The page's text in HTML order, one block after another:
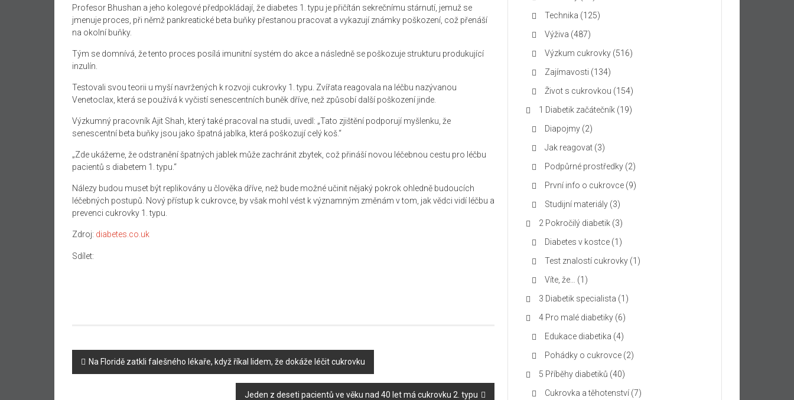
Profesor Bhushan a jeho kolegové předpokládají, že diabetes 1. typu je přičítán sekrečnímu stárnutí, jemuž se
jmenuje proces, při němž pankreatické beta buňky přestanou pracovat a vykazují známky poškození, což přenáší
na okolní buňky.
Tým se domnívá, že tento proces posílá imunitní systém do akce a následně se poškozuje strukturu produkující
inzulín.
Testovali svou teorii u myší navržených k rozvoji cukrovky 1. typu. Zvířata reagovala na léčbu nazývanou
Venetoclax, která se používá k vyčistí senescentních buněk dříve, než způsobí další poškození jinde.
Výzkumný pracovník Ajit Shah, který také pracoval na studii, uvedl: „Tato zjištění podporují myšlenku, že
senescentní beta buňky jsou jako špatná jablka, která poškozují celý koš.“
„Zde ukážeme, že odstranění špatných jablek může zachránit zbytek, což přináší novou léčebnou cestu pro léčbu
pacientů s diabetem 1. typu.“
Nálezy budou muset být replikovány u člověka dříve, než bude možné učinit nějaký pokrok ohledně budoucích
léčebných postupů. Nový přístup k cukrovce, by však mohl vést k významným změnám v tom, jak vědci vidí léčbu a
prevenci cukrovky 1. typu.
Zdroj: diabetes.co.uk
Sdílet:
Navigace
příspěvku
Na Floridě zatkli falešného lékaře, když říkal lidem, že dokáže léčit cukrovku
Jeden z deseti pacientů ve věku nad 40 let má cukrovku 2. typu
Technika (125)
Výživa (487)
Výzkum cukrovky (516)
Zajímavosti (134)
Život s cukrovkou (154)
1 Diabetik začátečník (19)
Diapojmy (2)
Jak reagovat (3)
Podpůrné prostředky (2)
První info o cukrovce (9)
Studijní materiály (3)
2 Pokročilý diabetik (3)
Diabetes v kostce (1)
Test znalostí cukrovky (1)
Víte, že…
(1)
3 Diabetik specialista (1)
4 Pro malé diabetiky (6)
Edukace diabetika (4)
Pohádky o cukrovce (2)
5 Příběhy diabetiků (40)
Cukrovka a těhotenství (7)